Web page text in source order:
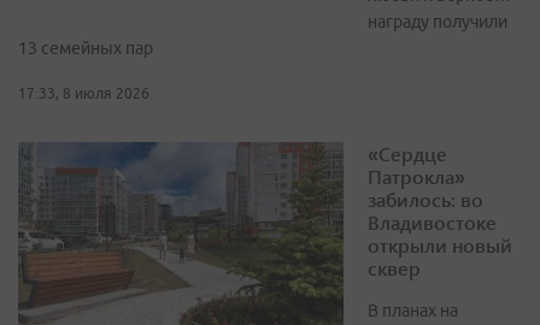
награду получили
13 семейных пар
17:33, 8 июля 2026
«Сердце
Патрокла»
забилось: во
Владивостоке
открыли новый
сквер
В планах на